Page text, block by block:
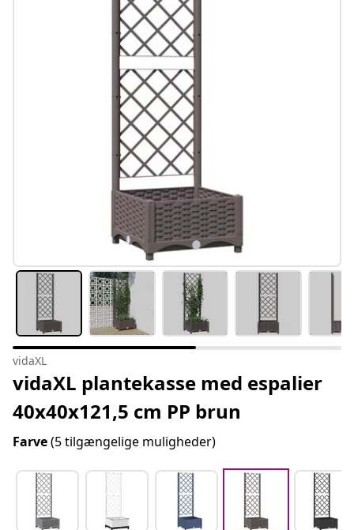
#sharemevidaxl
vidaXL
vidaXL plantekasse med espalier
40x40x121,5 cm PP brun
Farve(5 tilgængelige muligheder)